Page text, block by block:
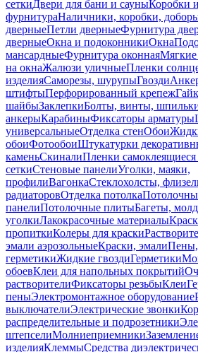
сеткиДвери для бани и сауныКоробки и
фурнитураНаличники, коробки,
дверныеПетли дверныеФурнитура
дверныеОкна и подоконникиОкна
мансардныеФурнитура оконнаяМягкие
на окнаЖалюзи уличныеПленки
изделияСаморезы, шурупыГвозди
штифтыПерфорированный крепеж
шайбыЗаклепкиБолты, винты,
анкерыКарабиныФиксаторы арматуры
универсальныеОтделка стенОбои
обоиФотообоиШтукатурки
каменьСкиналиПленки самоклеящиеся
сеткиСтеновые панелиУголки, маяки,
профилиВагонкаСтеклохолсты,
радиаторовОтделка потолка
панелиПотолочные плитыБагеты,
уголкиЛакокрасочные материалы
пропиткиКолеры для краски
эмали аэрозольныеКраски, эмалиПены,
герметикиЖидкие гвоздиГерметики
обоевКлеи для напольных покрытий
растворителиФиксаторы резьбыКлеи
пеныЭлектромонтажное оборудование
выключателиЭлектрические звонки
распределительные и подрозетники
штепселиМолниеприемники
изделияКлеммыСредства